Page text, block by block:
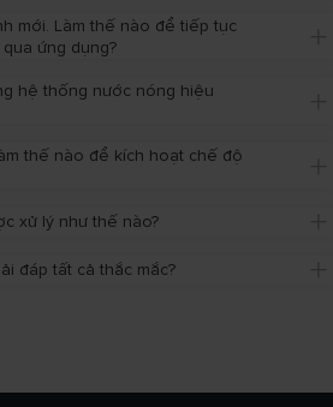
mới. Làm thế nào để tiếp tục
ứng dụng?
hệ thống nước nóng hiệu
thế nào để kích hoạt chế độ
xử lý như thế nào?
đáp tất cả thắc mắc?